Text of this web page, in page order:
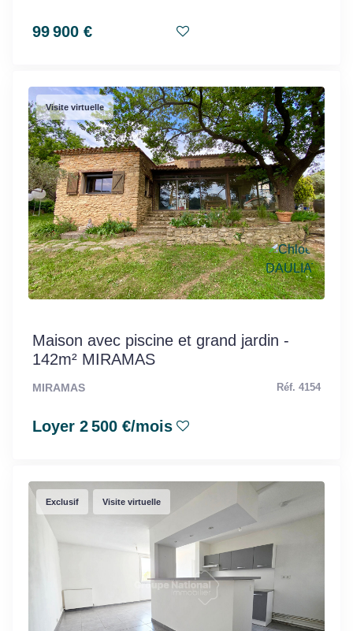
99 900 €
Visite virtuelle
Maison avec piscine et grand jardin -
142m² MIRAMAS
MIRAMAS Réf. 4154
Loyer 2 500 €/mois
Exclusif Visite virtuelle